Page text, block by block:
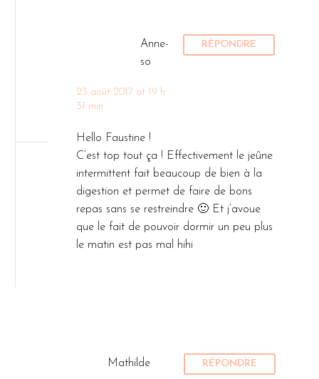
Anne-
so
23 août 2017 at 19 h
31 min
RÉPONDRE
Hello Faustine !
C’est top tout ça ! Effectivement le jeûne
intermittent fait beaucoup de bien à la
digestion et permet de faire de bons
repas sans se restreindre 🙂 Et j’avoue
que le fait de pouvoir dormir un peu plus
le matin est pas mal hihi
Mathilde RÉPONDRE